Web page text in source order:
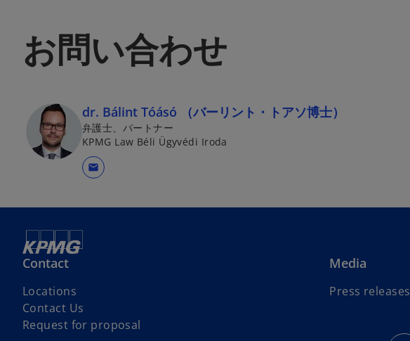
お問い合わせ
dr. Bálint Tóásó （バーリント・トアソ博士）
弁護士、パートナー
KPMG Law Béli Ügyvédi Iroda
mail
Contact
Locations
Contact Us
Request for proposal
Media
Press releases